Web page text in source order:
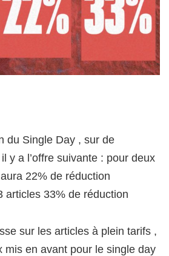
du Single Day , sur de
y a l’offre suivante : pour deux
22% de réduction
articles 33% de réduction
sur les articles à plein tarifs ,
mis en avant pour le single day